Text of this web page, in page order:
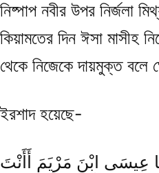
নিষ্পাপ নবীর উপর নির্জলা
কিয়ামতের দিন ঈসা মাসীহ
থেকে নিজেকে দায়মুক্ত বলে
ইরশাদ হয়েছে-
عِيسَى ابْنَ مَرْيَمَ أَأَنْتَ